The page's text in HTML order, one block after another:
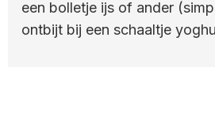
een bolletje ijs of ander
ontbijt bij een schaaltje